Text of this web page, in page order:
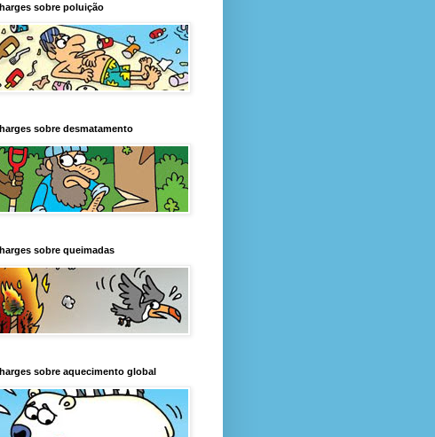
sobre poluição
sobre desmatamento
sobre queimadas
sobre aquecimento global